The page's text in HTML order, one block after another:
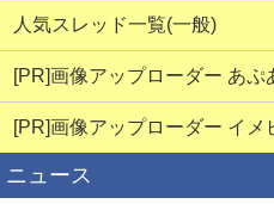
人気スレッド一覧(一般)
[PR]画像アップローダー あぷ
[PR]画像アップローダー イメ
ニュース